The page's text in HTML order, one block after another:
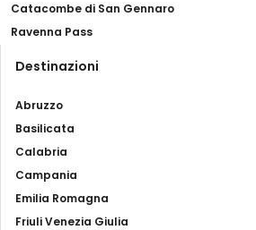
Catacombe di San Gennaro
Ravenna Pass
Destinazioni
Abruzzo
Basilicata
Calabria
Campania
Emilia Romagna
Friuli Venezia Giulia